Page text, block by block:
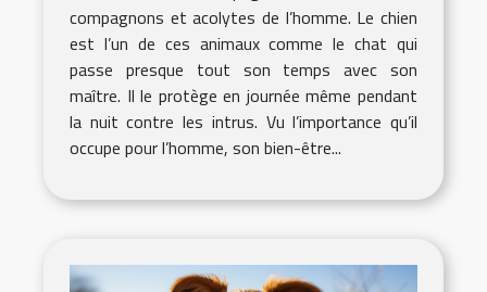
compagnons et acolytes de l’homme. Le chien
est l’un de ces animaux comme le chat qui
passe presque tout son temps avec son
maître. Il le protège en journée même pendant
la nuit contre les intrus. Vu l’importance qu’il
occupe pour l’homme, son bien-être...